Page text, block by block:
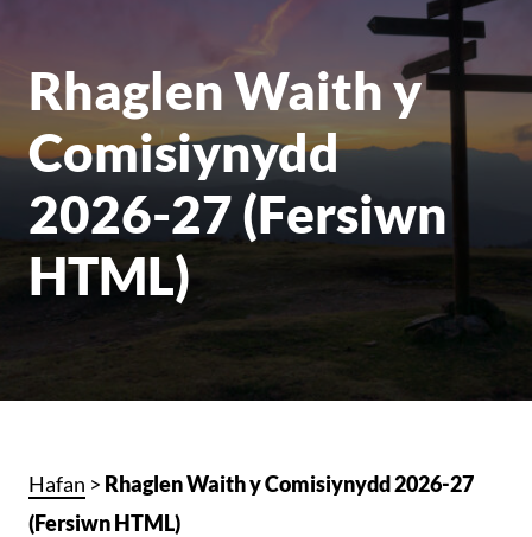
Rhaglen Waith y
Comisiynydd
2026-27 (Fersiwn
HTML)
Hafan > Rhaglen Waith y Comisiynydd 2026-27
(Fersiwn HTML)